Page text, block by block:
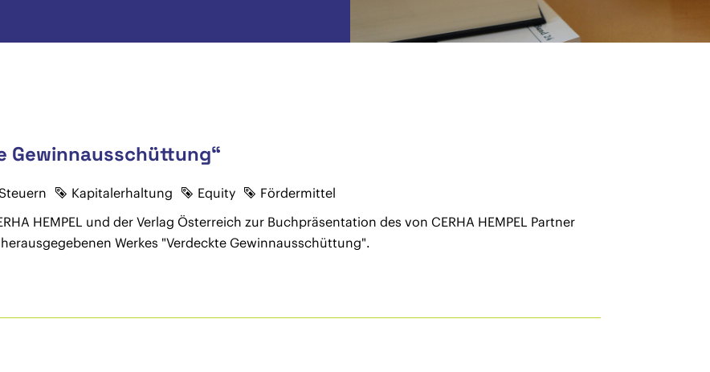
Gewinnausschüttung“
Steuern Kapitalerhaltung Equity
Fördermittel
HEMPEL und der Verlag Österreich zur Buchpräsentation des von CERHA HEMPEL Partner
Werkes "Verdeckte Gewinnausschüttung".